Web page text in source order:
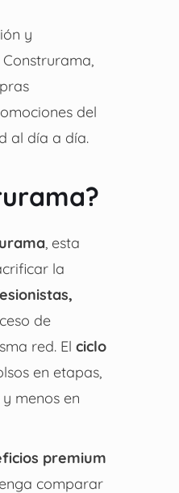
y
del
al día a día.
, esta
la
de
red. El ciclo
en etapas,
menos en
premium
comparar